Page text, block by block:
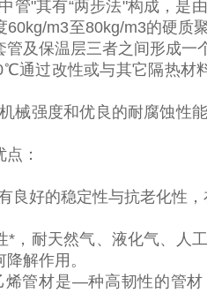
管"其有“两步法"构成，是
60kg/m3至80kg/m3的硬质
管及保温层三者之间形成
℃通过改性或与其它隔热材
械强度和优良的耐腐蚀性
：
良好的稳定性与抗老化性
*，耐天然气、液化气、人
解作用。
烯管材是—种高韧性的管材